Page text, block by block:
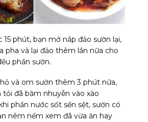
15 phút, bạn mở nắp đảo sườn lại,
pha và lại đảo thêm lần nữa cho
phần sườn.
và om sườn thêm 3 phút nữa,
tỏi đã băm nhuyễn vào xào
phần nước sốt sền sệt, sườn có
nêm nếm xem đã vừa ăn hay